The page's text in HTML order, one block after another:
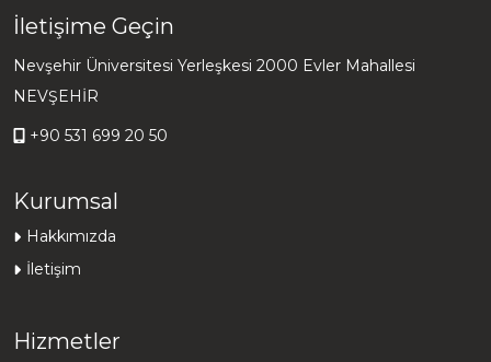
İletişime Geçin
Nevşehir Üniversitesi Yerleşkesi 2000 Evler Mahallesi
NEVŞEHİR
+90 531 699 20 50
Kurumsal
Hakkımızda
İletişim
Hizmetler